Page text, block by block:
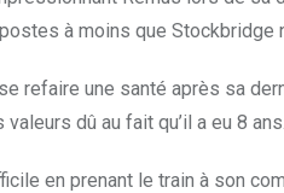
à moins que Stockbridge
refaire une santé après sa
dû au fait qu’il a eu 8
en prenant le train à son